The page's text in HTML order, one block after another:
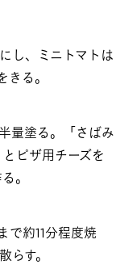
し、ミニトマトは
る。
量塗る。「さばみ
ピザ用チーズを
。
で約11分程度焼
らす。